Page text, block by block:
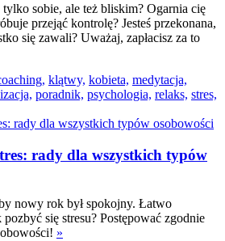
tylko sobie, ale też bliskim? Ogarnia cię
przejąć kontrolę? Jesteś przekonana,
się zawali? Uważaj, zapłacisz za to
klątwy, kobieta, medytacja,
poradnik, psychologia, relaks, stres,
rady dla wszystkich typów
nowy rok był spokojny. Łatwo
się stresu? Postępować zgodnie
»